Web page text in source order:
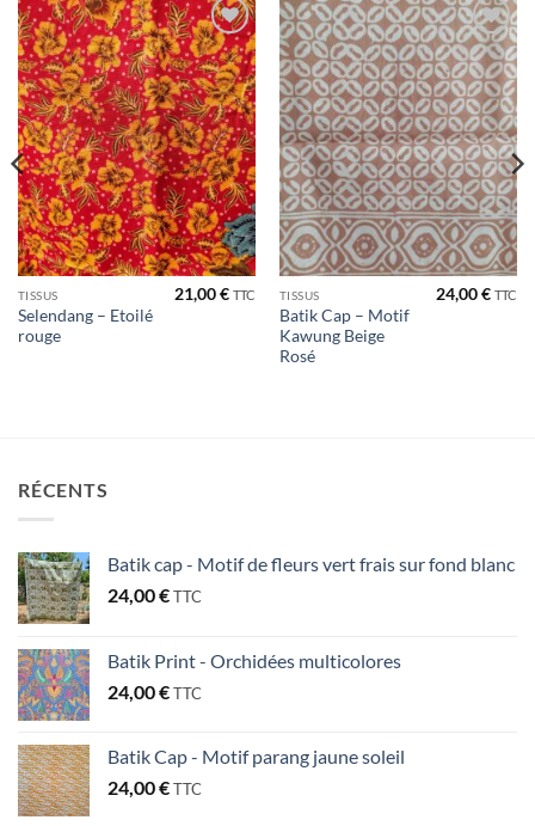
Ajouter
à la liste
de
souhaits
TISSUS
Selendang – Etoilé
rouge
21,00€ TTC
Ajouter
à la liste
de
souhaits
TISSUS
Batik Cap – Motif
Kawung Beige
Rosé
24,00€ TTC
RÉCENTS
Batik cap - Motif de fleurs vert frais sur fond blanc
24,00€TTC
Batik Print - Orchidées multicolores
24,00€TTC
Batik Cap - Motif parang jaune soleil
24,00€TTC